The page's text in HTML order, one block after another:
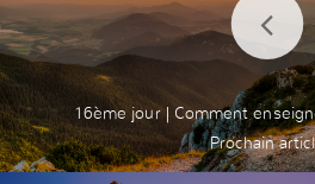
16ème jour | Comment